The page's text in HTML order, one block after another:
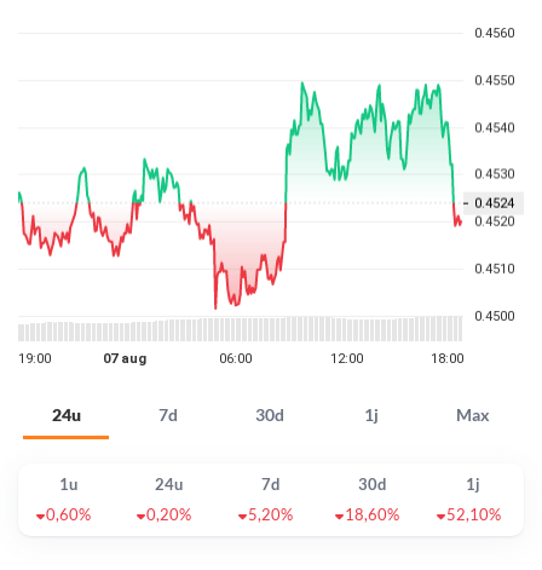
24u 7d 30d 1j Max
1u 24u 7d 30d
1j
0,60%
0,20% 5,20% 18,60% 52,10%